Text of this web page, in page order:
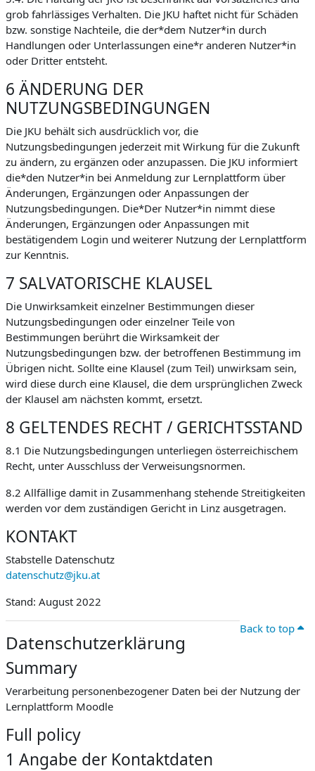
grob fahrlässiges Verhalten. Die JKU haftet nicht für Schäden
bzw. sonstige Nachteile, die der*dem Nutzer*in durch
Handlungen oder Unterlassungen eine*r anderen Nutzer*in
oder Dritter entsteht.
6 ÄNDERUNG DER
NUTZUNGSBEDINGUNGEN
Die JKU behält sich ausdrücklich vor, die
Nutzungsbedingungen jederzeit mit Wirkung für die Zukunft
zu ändern, zu ergänzen oder anzupassen. Die JKU informiert
die*den Nutzer*in bei Anmeldung zur Lernplattform über
Änderungen, Ergänzungen oder Anpassungen der
Nutzungsbedingungen. Die*Der Nutzer*in nimmt diese
Änderungen, Ergänzungen oder Anpassungen mit
bestätigendem Login und weiterer Nutzung der Lernplattform
zur Kenntnis.
7 SALVATORISCHE KLAUSEL
Die Unwirksamkeit einzelner Bestimmungen dieser
Nutzungsbedingungen oder einzelner Teile von
Bestimmungen berührt die Wirksamkeit der
Nutzungsbedingungen bzw. der betroffenen Bestimmung im
Übrigen nicht. Sollte eine Klausel (zum Teil) unwirksam sein,
wird diese durch eine Klausel, die dem ursprünglichen Zweck
der Klausel am nächsten kommt, ersetzt.
8 GELTENDES RECHT / GERICHTSSTAND
8.1 Die Nutzungsbedingungen unterliegen österreichischem
Recht, unter Ausschluss der Verweisungsnormen.
8.2 Allfällige damit in Zusammenhang stehende Streitigkeiten
werden vor dem zuständigen Gericht in Linz ausgetragen.
KONTAKT
Stabstelle Datenschutz
datenschutz@jku.at
Stand: August 2022
Back to top
Datenschutzerklärung
Summary
Verarbeitung personenbezogener Daten bei der Nutzung der
Lernplattform Moodle
Full policy
1 Angabe der Kontaktdaten